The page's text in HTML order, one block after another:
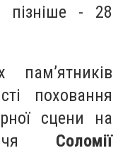
пізніше - 28
поховання
сцени на
Соломії